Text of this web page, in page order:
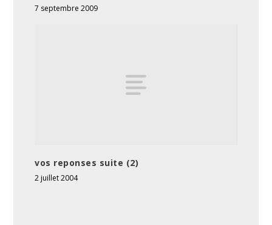
7 septembre 2009
vos reponses suite (2)
2 juillet 2004